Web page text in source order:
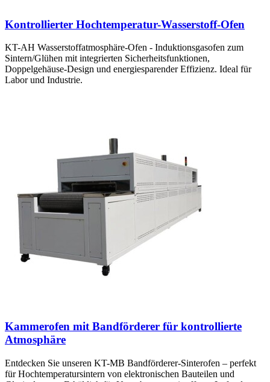
Kontrollierter Hochtemperatur-Wasserstoff-Ofen
KT-AH Wasserstoffatmosphäre-Ofen - Induktionsgasofen zum
Sintern/Glühen mit integrierten Sicherheitsfunktionen,
Doppelgehäuse-Design und energiesparender Effizienz. Ideal für
Labor und Industrie.
Kammerofen mit Bandförderer für kontrollierte
Atmosphäre
Entdecken Sie unseren KT-MB Bandförderer-Sinterofen – perfekt
für Hochtemperatursintern von elektronischen Bauteilen und